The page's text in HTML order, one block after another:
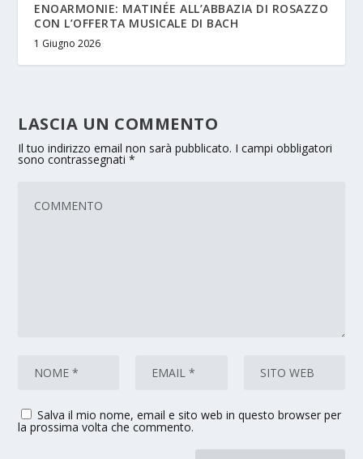
ENOARMONIE: MATINÉE ALL’ABBAZIA DI ROSAZZO
CON L’OFFERTA MUSICALE DI BACH
1 Giugno 2026
LASCIA UN COMMENTO
Il tuo indirizzo email non sarà pubblicato. I campi obbligatori
sono contrassegnati*
Salva il mio nome, email e sito web in questo browser per
la prossima volta che commento.